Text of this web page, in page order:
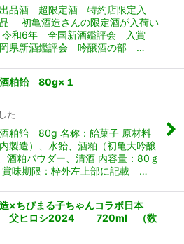
品酒 超限定酒 特約店限定入
初亀酒造さんの限定酒が入荷い
令和6年 全国新酒鑑評会 入賞
鑑評会 吟醸酒の部 …
粕飴 80g×１
た
粕飴 80g 名称：飴菓子 原材料
製造）、水飴、酒粕（初亀大吟醸
酒粕パウダー、清酒 内容量：80ｇ
賞味期限：枠外左上部に記載 …
×ちびまる子ちゃんコラボ日本
父ヒロシ2024 720ml （数